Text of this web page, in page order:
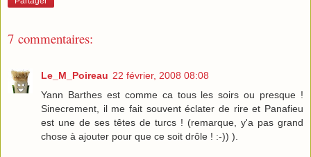
7 commentaires:
Le_M_Poireau 22 février, 2008 08:08
Yann Barthes est comme ca tous les soirs ou presque !
Sinecrement, il me fait souvent éclater de rire et Panafieu
est une de ses têtes de turcs ! (remarque, y'a pas grand
chose à ajouter pour que ce soit drôle ! :-)) ).